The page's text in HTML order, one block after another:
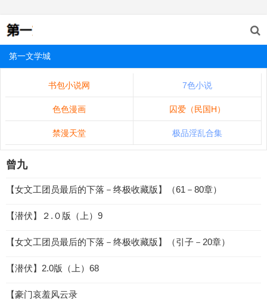
第一文学城
书包小说网 7色小说
色色漫画 囚爱（民国H）
禁漫天堂 极品淫乱合集
曾九
【女文工团员最后的下落－终极收藏版】（61－80章）
【潜伏】２.０版（上）9
【女文工团员最后的下落－终极收藏版】（引子－20章）
【潜伏】2.0版（上）68
【豪门哀羞风云录